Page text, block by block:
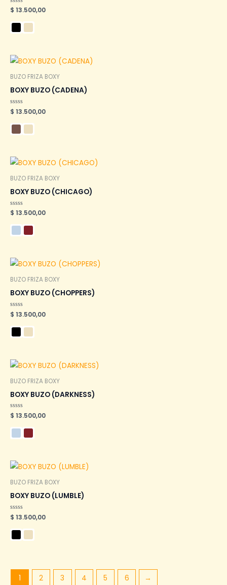
Valorado
en
0
de
5
$ 13.500,00
BUZO FRIZA BOXY
BOXY BUZO (CADENA)
Valorado
en
0
de
5
$ 13.500,00
BUZO FRIZA BOXY
BOXY BUZO (CHICAGO)
Valorado
en
0
5
$ 13.500,00
BUZO FRIZA BOXY
BOXY BUZO (CHOPPERS)
Valorado
en
de
5
$ 13.500,00
BUZO FRIZA BOXY
BOXY BUZO (DARKNESS)
Valorado
en
0
5
$ 13.500,00
BUZO FRIZA BOXY
BOXY BUZO (LUMBLE)
Valorado
en
de
5
$ 13.500,00
1 2 3 4 5 6 →